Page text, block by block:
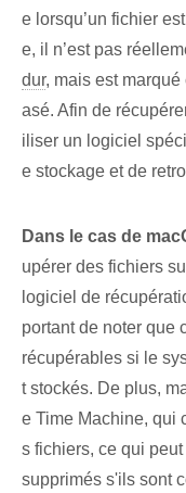
e lorsqu’un fichier
e, il n’est pas
dur, mais est
asé. Afin de
iliser un logiciel
e stockage et de
Dans le cas de
upérer des fichiers
logiciel de
portant de noter que
récupérables si le
t stockés. De plus,
e Time Machine, qui
s fichiers, ce qui
supprimés s'ils sont